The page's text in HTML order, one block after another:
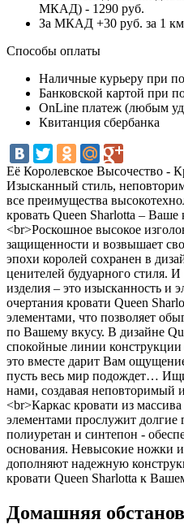
МКАД) - 1290 руб.
За МКАД +30 руб. за 1
Способы оплаты
Наличные курьеру при
Банковской картой при
OnLine платеж (любым
Квитанция сбербанка
Её Королевское Высочество -
Изысканный стиль,
все преимущества
кровать Queen Sharlotta – Ваше
<br>Роскошное высокое
защищенности и возвышает
эпохи королей сохранен в
ценителей будуарного стиля.
изделия – это изысканность и
очертания кровати Queen
элементами, что позволяет
по Вашему вкусу. В дизайне
спокойные линии конструкции
это вместе дарит Вам
пусть весь мир подождет…
нами, создавая неповторимый
<br>Каркас кровати из
элементами прослужит
полиуретан и синтепон -
основания. Невысокие ножки
дополняют надежную
кровати Queen Sharlotta к
Домашняя